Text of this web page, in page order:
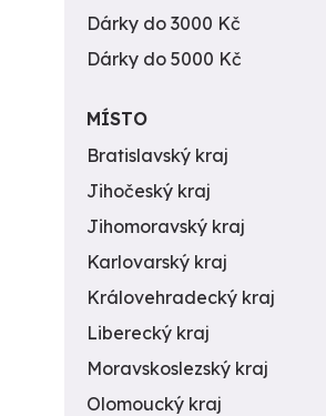
Dárky do 3000 Kč
Dárky do 5000 Kč
MÍSTO
Bratislavský kraj
Jihočeský kraj
Jihomoravský kraj
Karlovarský kraj
Královehradecký kraj
Liberecký kraj
Moravskoslezský kraj
Olomoucký kraj